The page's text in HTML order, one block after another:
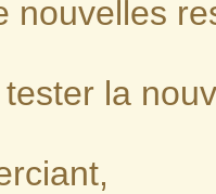
nouvelles
la